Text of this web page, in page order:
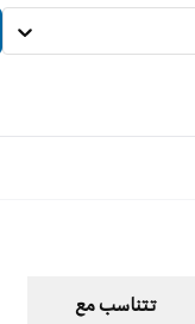
تتناسب مع